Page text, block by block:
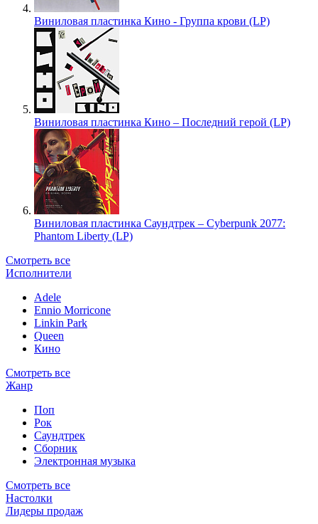
Виниловая пластинка Кино - Группа крови (LP)
Виниловая пластинка Кино – Последний герой (LP)
Виниловая пластинка Саундтрек – Cyberpunk 2077:
Phantom Liberty (LP)
Смотреть все
Исполнители
Adele
Ennio Morricone
Linkin Park
Queen
Кино
Смотреть все
Жанр
Поп
Рок
Саундтрек
Сборник
Электронная музыка
Смотреть все
Настолки
Лидеры продаж